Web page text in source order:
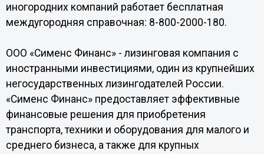
иногородних компаний работает бесплатная
междугородняя справочная: 8-800-2000-180.
ООО «Сименс Финанс» - лизинговая компания с
иностранными инвестициями, один из крупнейших
негосударственных лизингодателей России.
«Сименс Финанс» предоставляет эффективные
финансовые решения для приобретения
транспорта, техники и оборудования для малого и
среднего бизнеса, а также для крупных